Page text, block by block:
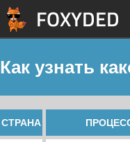
Как узнать
СТРАНА